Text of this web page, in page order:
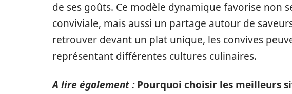
de ses goûts. Ce modèle dynamique favorise non
conviviale, mais aussi un partage autour de
retrouver devant un plat unique, les convives
représentant différentes cultures culinaires.
A lire également : Pourquoi choisir les meilleurs